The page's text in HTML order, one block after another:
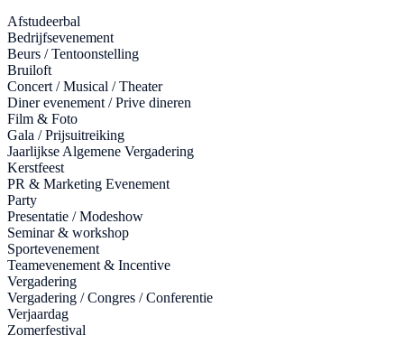
Afstudeerbal
Bedrijfsevenement
Beurs / Tentoonstelling
Bruiloft
Concert / Musical / Theater
Diner evenement / Prive dineren
Film & Foto
Gala / Prijsuitreiking
Jaarlijkse Algemene Vergadering
Kerstfeest
PR & Marketing Evenement
Party
Presentatie / Modeshow
Seminar & workshop
Sportevenement
Teamevenement & Incentive
Vergadering
Vergadering / Congres / Conferentie
Verjaardag
Zomerfestival